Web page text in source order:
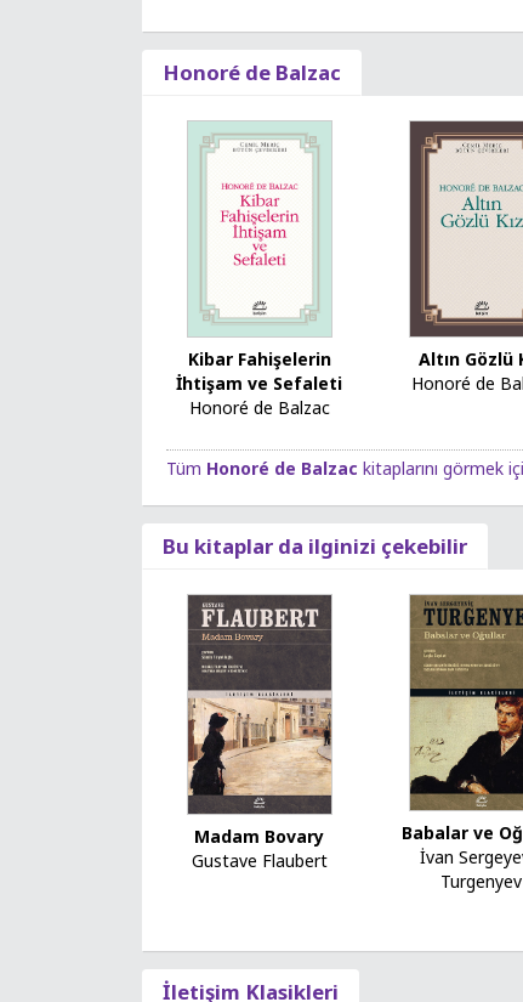
Honoré de Balzac
Kibar Fahişelerin
İhtişam ve Sefaleti
Honoré de Balzac
Altın Gözlü
Honoré de
Tüm Honoré de Balzac kitaplarını görmek
Bu kitaplar da ilginizi çekebilir
Madam Bovary
Gustave Flaubert
Babalar ve
İvan
Turgenyev
İletişim Klasikleri